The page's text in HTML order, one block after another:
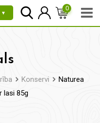
▼
0
Konservi
Naturea
lasi 85g